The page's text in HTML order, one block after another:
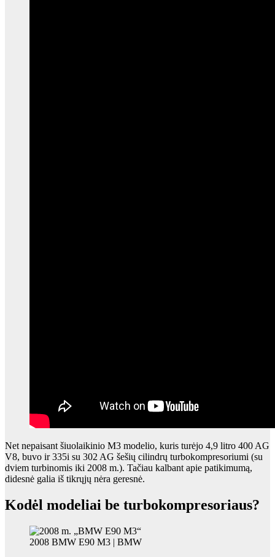
Net nepaisant šiuolaikinio M3 modelio, kuris turėjo 4,9 litro 400 AG
V8, buvo ir 335i su 302 AG šešių cilindrų turbokompresoriumi (su
dviem turbinomis iki 2008 m.). Tačiau kalbant apie patikimumą,
didesnė galia iš tikrųjų nėra geresnė.
Kodėl modeliai be turbokompresoriaus?
2008 BMW E90 M3 | BMW